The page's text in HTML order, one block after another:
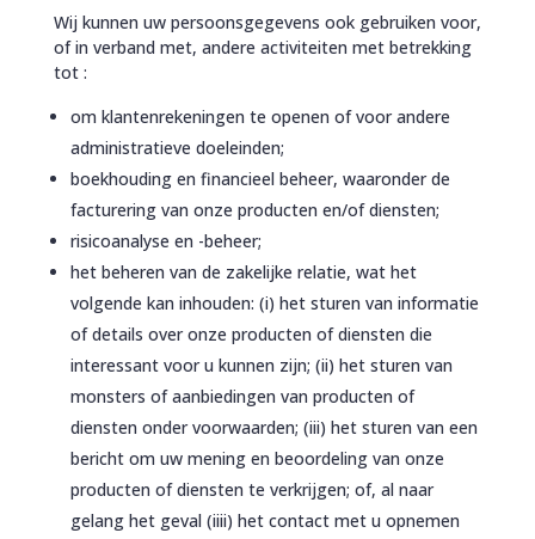
Wij kunnen uw persoonsgegevens ook gebruiken voor,
of in verband met, andere activiteiten met betrekking
tot :
om klantenrekeningen te openen of voor andere
administratieve doeleinden;
boekhouding en financieel beheer, waaronder de
facturering van onze producten en/of diensten;
risicoanalyse en -beheer;
het beheren van de zakelijke relatie, wat het
volgende kan inhouden: (i) het sturen van informatie
of details over onze producten of diensten die
interessant voor u kunnen zijn; (ii) het sturen van
monsters of aanbiedingen van producten of
diensten onder voorwaarden; (iii) het sturen van een
bericht om uw mening en beoordeling van onze
producten of diensten te verkrijgen; of, al naar
gelang het geval (iiii) het contact met u opnemen